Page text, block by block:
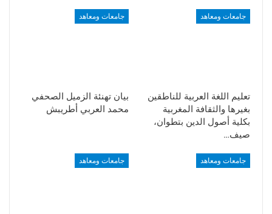
جامعات ومعاهد
تعليم اللغة العربية للناطقين
بغيرها والثقافة المغربية
بكلية أصول الدين بتطوان،
صيف…
جامعات ومعاهد
بيان تهنئة الزميل الصحفي
محمد العربي أطريبش
جامعات ومعاهد جامعات ومعاهد